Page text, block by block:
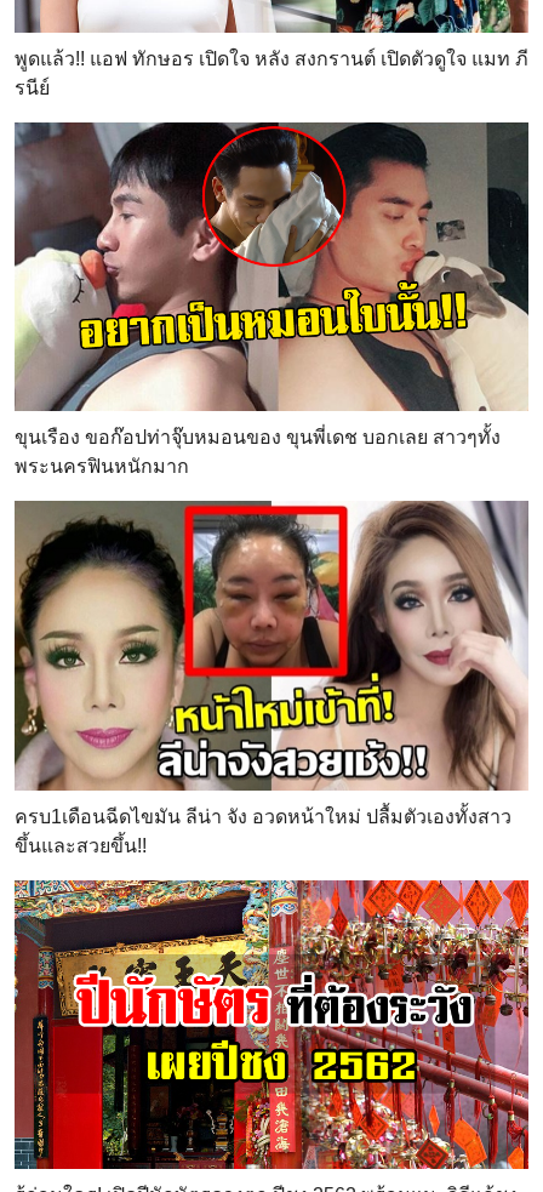
พูดแล้ว!! แอฟ ทักษอร เปิดใจ หลัง สงกรานต์ เปิดตัวดูใจ แมท ภี
รนีย์
ขุนเรือง ขอก๊อปท่าจุ๊บหมอนของ ขุนพี่เดช บอกเลย สาวๆทั้ง
พระนครฟินหนักมาก
ครบ1เดือนฉีดไขมัน ลีน่า จัง อวดหน้าใหม่ ปลื้มตัวเองทั้งสาว
ขึ้นและสวยขึ้น!!